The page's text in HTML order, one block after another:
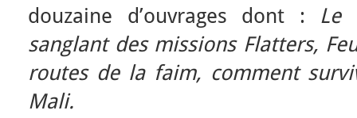
douzaine d’ouvrages dont : Le
sanglant des missions Flatters,
routes de la faim, comment
Mali.